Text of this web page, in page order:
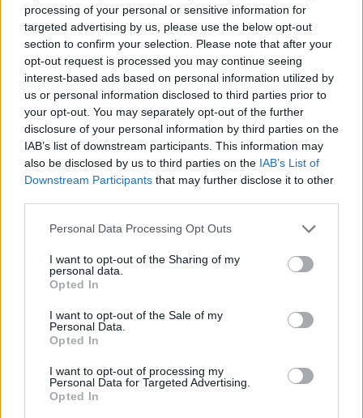
processing of your personal or sensitive information for
targeted advertising by us, please use the below opt-out
section to confirm your selection. Please note that after your
opt-out request is processed you may continue seeing
interest-based ads based on personal information utilized by
us or personal information disclosed to third parties prior to
your opt-out. You may separately opt-out of the further
disclosure of your personal information by third parties on the
IAB’s list of downstream participants. This information may
also be disclosed by us to third parties on the IAB’s List of
Downstream Participants that may further disclose it to other
Please note that this website/app uses one or more Google
not limited to your visit or usage behaviour. You may click to
grant or deny consent to Google and its third-party tags to
use your data for below specified purposes in below Google
consent section.
Personal Data Processing Opt Outs
I want to opt-out of the Sharing of my
personal data.
Opted In
I want to opt-out of the Sale of my
Personal Data.
Opted In
I want to opt-out of processing my
Personal Data for Targeted Advertising.
Opted In